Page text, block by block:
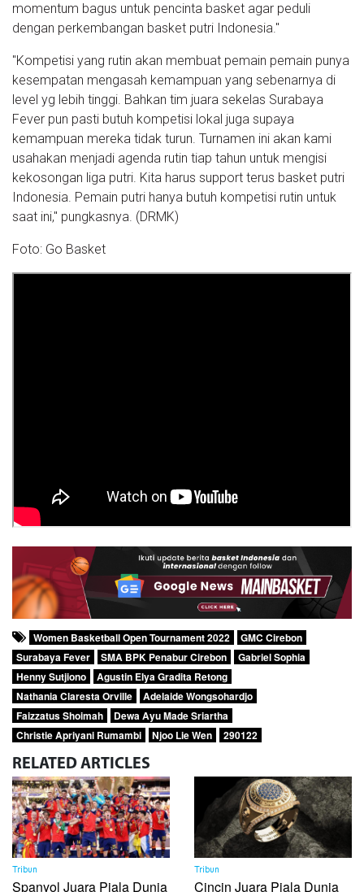
momentum bagus untuk pencinta basket agar peduli
dengan perkembangan basket putri Indonesia."
"Kompetisi yang rutin akan membuat pemain pemain punya
kesempatan mengasah kemampuan yang sebenarnya di
level yg lebih tinggi. Bahkan tim juara sekelas Surabaya
Fever pun pasti butuh kompetisi lokal juga supaya
kemampuan mereka tidak turun. Turnamen ini akan kami
usahakan menjadi agenda rutin tiap tahun untuk mengisi
kekosongan liga putri. Kita harus support terus basket putri
Indonesia. Pemain putri hanya butuh kompetisi rutin untuk
saat ini," pungkasnya. (DRMK)
Foto: Go Basket
Women Basketball Open Tournament 2022
GMC Cirebon
Surabaya Fever
SMA BPK Penabur Cirebon
Gabriel Sophia
Henny Sutjiono
Agustin Elya Gradita Retong
Nathania Claresta Orville
Adelaide Wongsohardjo
Faizzatus Shoimah
Dewa Ayu Made Sriartha
Christie Apriyani Rumambi
Njoo Lie Wen 290122
RELATED ARTICLES
Tribun
Spanyol Juara Piala Dunia
Tribun
Cincin Juara Piala Dunia